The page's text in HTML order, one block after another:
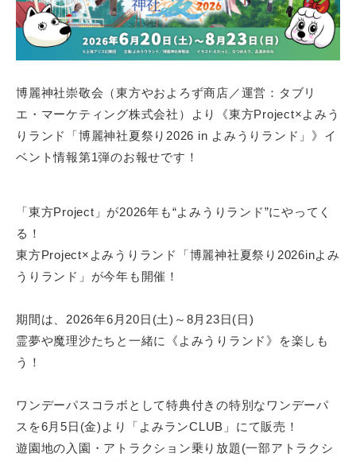
ー
プ
ン
メ
。
そ
の
コ
ン
ツ
価
値
大
化
が
私
た
ち
博麗神社崇敬会（東方やおよろず商店／運営：タブリ
エ・マーケティング株式会社）より《東方Project×よみう
りランド「博麗神社夏祭り2026 in よみうりランド」》イ
ベント情報第1弾のお報せです！
「東方Project」が2026年も“よみうりランド”にやってく
る！
東方Project×よみうりランド「博麗神社夏祭り2026inよみ
うりランド」が今年も開催！
期間は、2026年6月20日(土)～8月23日(日)
霊夢や魔理沙たちと一緒に《よみうりランド》を楽しも
う！
ワンデーパスコラボとして特典付きの特別なワンデーパ
スを6月5日(金)より「よみランCLUB」にて販売！
遊園地の入園・アトラクション乗り放題(一部アトラクシ